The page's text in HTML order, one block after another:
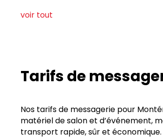
voir tout
Tarifs de
Nos tarifs de messagerie pour
matériel de salon et d’événement,
transport rapide, sûr et